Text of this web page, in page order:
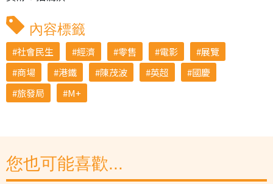
內容標籤
社會民生 經濟 零售 電影
展覽
商場
港鐵 陳茂波 英超
國慶
旅發局
M+
您也可能喜歡...